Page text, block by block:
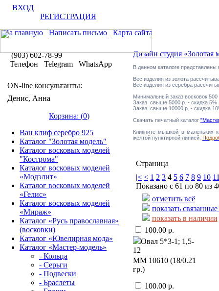
ВХОД
РЕГИСТРАЦИЯ
На главную
Написать письмо Карта сайта
(903) 602-78-99
Телефон Telegram WhatsApp
ON-line консультанты:
Денис, Анна
Корзина: (0)
Ван клиф серебро 925
Каталог "Золотая модель"
Каталог восковых моделей
"Кострома"
Каталог восковых моделей
«Модэлит»
Каталог восковых моделей
«Гелис»
Каталог восковых моделей
«Мираж»
Каталог «Русь православная»
(восковки)
Каталог «Ювелирная мода»
Каталог «Мастер-модель»
- Кольца
- Серьги
- Подвески
- Браслеты
Дизайн студия «Золотая
В данном каталоге
Вес изделия из золота
Вес изделия из серебра
Минимальный заказ восковок 500
Заказ свыше 5000 р. - скидка 5%
Заказ свыше 10000 р. - скидка
Скачать печатный каталог
Кликните мышкой в маленьких
желтой пунктирной линией.
Страница
|< < 1 2 3 4 5 6 7 8 9 10
Показано с 61 по 80 из
отметить всё
показать
показать в наличии
100.00 р.
Овал 5*3-1; 1,5-
12
ММ 10610 (18/0.21
гр.)
100.00 р.